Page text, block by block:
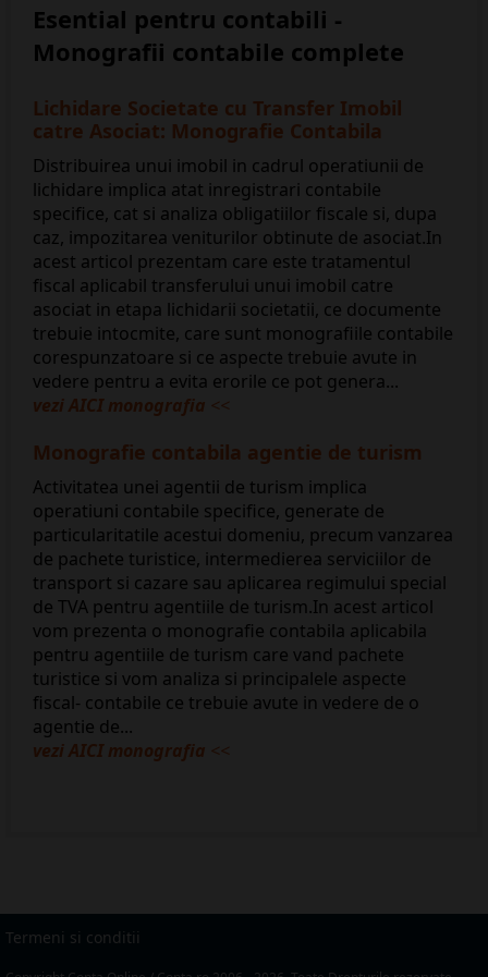
Esential pentru contabili -
Monografii contabile complete
Lichidare Societate cu Transfer Imobil
catre Asociat: Monografie Contabila
Distribuirea unui imobil in cadrul operatiunii de
lichidare implica atat inregistrari contabile
specifice, cat si analiza obligatiilor fiscale si, dupa
caz, impozitarea veniturilor obtinute de asociat.In
acest articol prezentam care este tratamentul
fiscal aplicabil transferului unui imobil catre
asociat in etapa lichidarii societatii, ce documente
trebuie intocmite, care sunt monografiile contabile
corespunzatoare si ce aspecte trebuie avute in
vedere pentru a evita erorile ce pot genera...
vezi AICI monografia <<
​Monografie contabila agentie de turism
Activitatea unei agentii de turism implica
operatiuni contabile specifice, generate de
particularitatile acestui domeniu, precum vanzarea
de pachete turistice, intermedierea serviciilor de
transport si cazare sau aplicarea regimului special
de TVA pentru agentiile de turism.In acest articol
vom prezenta o monografie contabila aplicabila
pentru agentiile de turism care vand pachete
turistice si vom analiza si principalele aspecte
fiscal- contabile ce trebuie avute in vedere de o
agentie de...
vezi AICI monografia <<
Termeni si conditii